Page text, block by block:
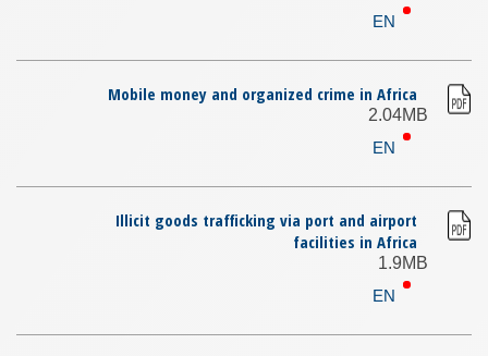
EN
Mobile money and organized crime in Africa
2.04MB
EN
Illicit goods trafficking via port and airport
facilities in Africa
1.9MB
EN